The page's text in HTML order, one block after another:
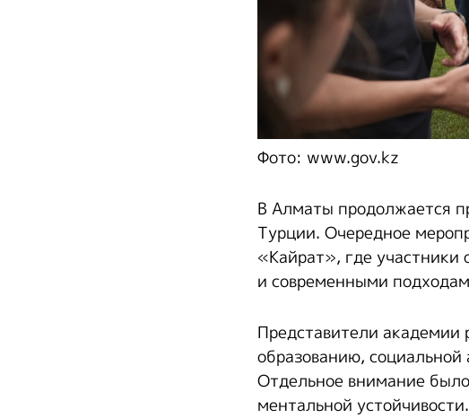
Фото: www.gov.kz
В Алматы продолжается
Турции. Очередное
«Кайрат», где участники
и современными
Представители академии
образованию,
Отдельное внимание
ментальной устойчивости.